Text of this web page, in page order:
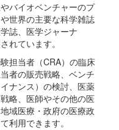
バイオベンチャーのプ
世界の主要な科学雑誌
誌、医学ジャーナ
れています。
担当者（CRA）の臨床
者の販売戦略、ベンチ
ナンス）の検討、医薬
略、医師やその他の医
域医療・政府の医療政
利用できます。